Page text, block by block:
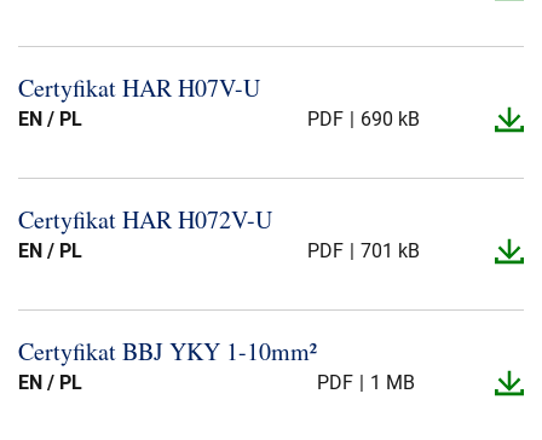
Certyfikat HAR H07V-​U
EN / PL PDF 690 kB
Certyfikat HAR H072V-​U
EN / PL PDF 701 kB
Certyfikat BBJ YKY 1-​10mm²
EN / PL PDF 1 MB